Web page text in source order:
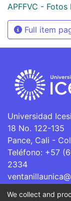
APFFVC -
Full item
Universidad
18 No. 122-135
Pance, Cali -
Teléfono: +57
2334
We collect and